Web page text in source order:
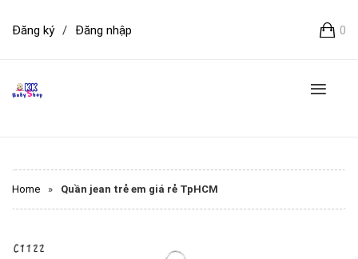
0
Đăng ký / Đăng nhập
Home » Quần jean trẻ em giá rẻ TpHCM